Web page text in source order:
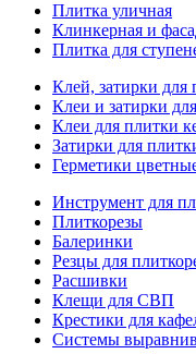
Плитка уличная
Клинкерная и
Плитка для
Клей, затирки для
Клеи и затирки
Клеи для плитки
Затирки для
Герметики
Инструмент для
Плиткорезы
Балеринки
Резцы для
Расшивки
Клещи для СВП
Крестики для
Системы